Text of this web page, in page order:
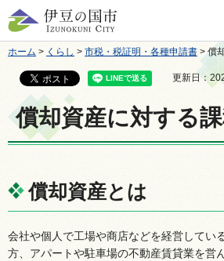
伊豆の国市
ホーム > くらし > 市税・税証明・各種申請書 > 償
更新日：
償却資産に対する
償却資産とは
会社や個人で工場や商店などを経営してい
方、アパートや駐車場の不動産賃貸業を営